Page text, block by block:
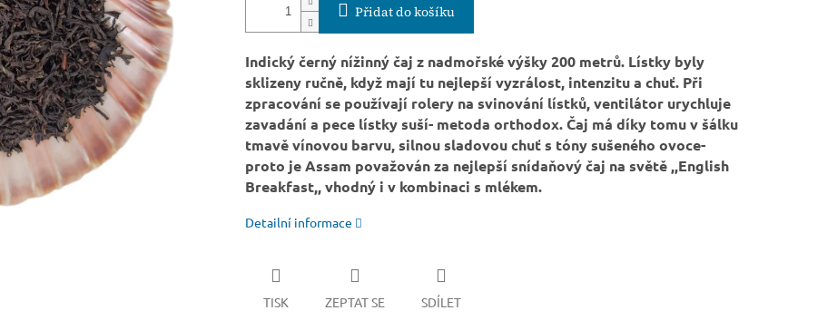
Přidat do košíku
Indický černý nížinný čaj z nadmořské výšky 200 metrů. Lístky byly
sklizeny ručně, když mají tu nejlepší vyzrálost, intenzitu a chuť. Při
zpracování se používají rolery na svinování lístků, ventilátor urychluje
zavadání a pece lístky suší- metoda orthodox. Čaj má díky tomu v šálku
tmavě vínovou barvu, silnou sladovou chuť s tóny sušeného ovoce-
proto je Assam považován za nejlepší snídaňový čaj na světě ,,English
Breakfast,, vhodný i v kombinaci s mlékem.
Detailní informace
TISK ZEPTAT SE SDÍLET